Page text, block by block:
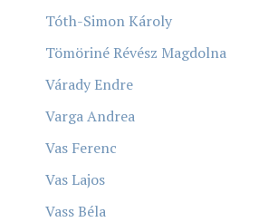
Tóth-Simon Károly
Tömöriné Révész Magdolna
Várady Endre
Varga Andrea
Vas Ferenc
Vas Lajos
Vass Béla